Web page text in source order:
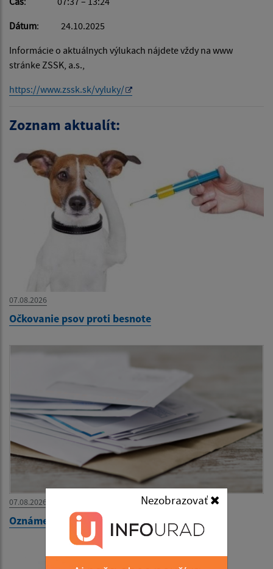
Nezobrazovať
Dátum: 24.10.2025
Informácie o aktuálnych výlukach nájdete vždy na www
stránke ZSSK, a.s.,
https://www.zssk.sk/vyluky/
Zoznam aktualít:
07.08.2026
Očkovanie psov proti besnote
07.08.2026
Oznámenie o zásielke p. Weiss